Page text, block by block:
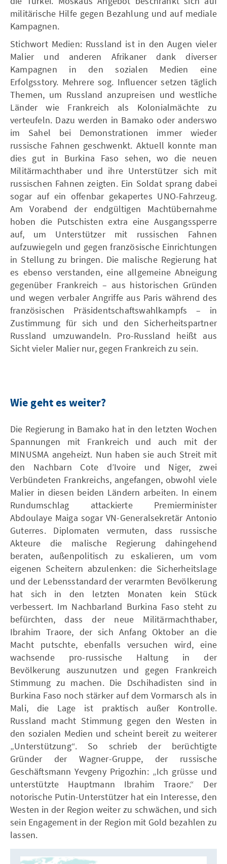
militärische Hilfe gegen Bezahlung und auf mediale
Kampagnen.
Stichwort Medien: Russland ist in den Augen vieler
Malier und anderen Afrikaner dank diverser
Kampagnen in den sozialen Medien eine
Erfolgsstory. Mehrere sog. Influencer setzen täglich
Themen, um Russland anzupreisen und westliche
Länder wie Frankreich als Kolonialmächte zu
verteufeln. Dazu werden in Bamako oder anderswo
im Sahel bei Demonstrationen immer wieder
russische Fahnen geschwenkt. Aktuell konnte man
dies gut in Burkina Faso sehen, wo die neuen
Militärmachthaber und ihre Unterstützer sich mit
russischen Fahnen zeigten. Ein Soldat sprang dabei
sogar auf ein offenbar gekapertes UNO-Fahrzeug.
Am Vorabend der endgültigen Machtübernahme
hoben die Putschisten extra eine Ausgangssperre
auf, um Unterstützer mit russischen Fahnen
aufzuwiegeln und gegen französische Einrichtungen
in Stellung zu bringen. Die malische Regierung hat
es ebenso verstanden, eine allgemeine Abneigung
gegenüber Frankreich – aus historischen Gründen
und wegen verbaler Angriffe aus Paris während des
französischen Präsidentschaftswahlkampfs – in
Zustimmung für sich und den Sicherheitspartner
Russland umzuwandeln. Pro-Russland heißt aus
Sicht vieler Malier nur, gegen Frankreich zu sein.
Wie geht es weiter?
Die Regierung in Bamako hat in den letzten Wochen
Spannungen mit Frankreich und auch mit der
MINUSMA angeheizt. Nun haben sie auch Streit mit
den Nachbarn Cote d’Ivoire und Niger, zwei
Verbündeten Frankreichs, angefangen, obwohl viele
Malier in diesen beiden Ländern arbeiten. In einem
Rundumschlag attackierte Premierminister
Abdoulaye Maiga sogar VN-Generalsekretär Antonio
Guterres. Diplomaten vermuten, dass russische
Akteure die malische Regierung dahingehend
beraten, außenpolitisch zu eskalieren, um vom
eigenen Scheitern abzulenken: die Sicherheitslage
und der Lebensstandard der verarmten Bevölkerung
hat sich in den letzten Monaten kein Stück
verbessert. Im Nachbarland Burkina Faso steht zu
befürchten, dass der neue Militärmachthaber,
Ibrahim Traore, der sich Anfang Oktober an die
Macht putschte, ebenfalls versuchen wird, eine
wachsende pro-russische Haltung in der
Bevölkerung auszunutzen und gegen Frankreich
Stimmung zu machen. Die Dschihadisten sind in
Burkina Faso noch stärker auf dem Vormarsch als in
Mali, die Lage ist praktisch außer Kontrolle.
Russland macht Stimmung gegen den Westen in
den sozialen Medien und scheint bereit zu weiterer
„Unterstützung“. So schrieb der berüchtigte
Gründer der Wagner-Gruppe, der russische
Geschäftsmann Yevgeny Prigozhin: „Ich grüsse und
unterstützte Hauptmann Ibrahim Traore.“ Der
notorische Putin-Unterstützer hat ein Interesse, den
Westen in der Region weiter zu schwächen, und sich
sein Engagement in der Region mit Gold bezahlen zu
lassen.